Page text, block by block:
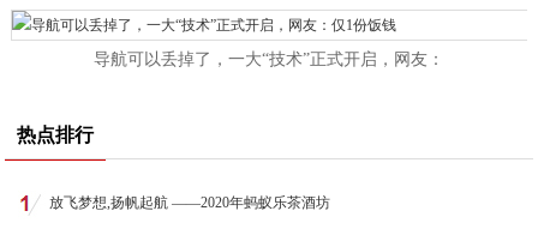
导航可以丢掉了，一大“技术”正式开启，网友：
热点排行
放飞梦想,扬帆起航 ——2020年蚂蚁乐茶酒坊